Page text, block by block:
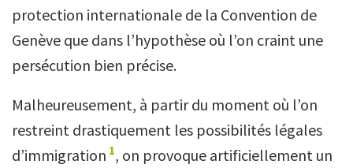
protection internationale de la Convention de
Genève que dans l’hypothèse où l’on craint une
persécution bien précise.
Malheureusement, à partir du moment où l’on
restreint drastiquement les possibilités légales
d’immigration 1, on provoque artificiellement un